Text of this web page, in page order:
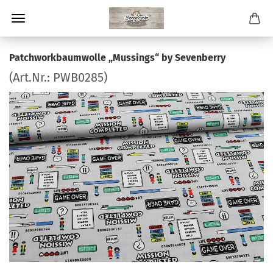
Patchworkbaumwolle „Mussings“ by Sevenberry
(Art.Nr.: PWB0285)